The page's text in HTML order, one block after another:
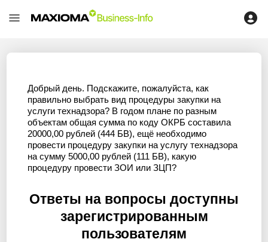
Добрый день. Подскажите, пожалуйста, как
правильно выбрать вид процедуры закупки на
услуги технадзора? В годом плане по разным
объектам общая сумма по коду ОКРБ составила
20000,00 рублей (444 БВ), ещё необходимо
провести процедуру закупки на услугу технадзора
на сумму 5000,00 рублей (111 БВ), какую
процедуру провести ЗОИ или ЗЦП?
Ответы на вопросы доступны
зарегистрированным
пользователям